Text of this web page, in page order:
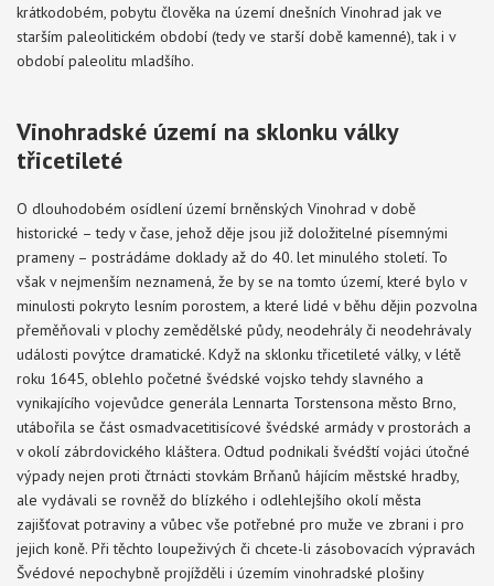
krátkodobém, pobytu člověka na území dnešních Vinohrad jak ve
starším paleolitickém období (tedy ve starší době kamenné), tak i v
období paleolitu mladšího.
Vinohradské území na sklonku války
třicetileté
O dlouhodobém osídlení území brněnských Vinohrad v době
historické – tedy v čase, jehož děje jsou již doložitelné písemnými
prameny – postrádáme doklady až do 40. let minulého století. To
však v nejmenším neznamená, že by se na tomto území, které bylo v
minulosti pokryto lesním porostem, a které lidé v běhu dějin pozvolna
přeměňovali v plochy zemědělské půdy, neodehrály či neodehrávaly
události povýtce dramatické. Když na sklonku třicetileté války, v létě
roku 1645, oblehlo početné švédské vojsko tehdy slavného a
vynikajícího vojevůdce generála Lennarta Torstensona město Brno,
utábořila se část osmadvacetitisícové švédské armády v prostorách a
v okolí zábrdovického kláštera. Odtud podnikali švédští vojáci útočné
výpady nejen proti čtrnácti stovkám Brňanů hájícím městské hradby,
ale vydávali se rovněž do blízkého i odlehlejšího okolí města
zajišťovat potraviny a vůbec vše potřebné pro muže ve zbrani i pro
jejich koně. Při těchto loupeživých či chcete-li zásobovacích výpravách
Švédové nepochybně projížděli i územím vinohradské plošiny